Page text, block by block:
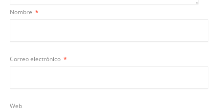
Nombre *
Correo electrónico *
Web